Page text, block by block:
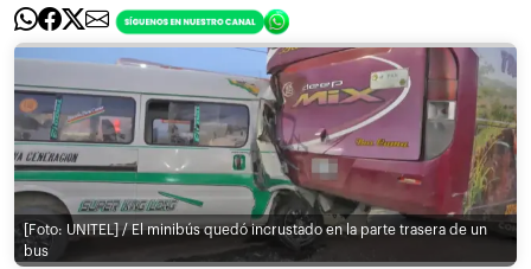
[Foto: UNITEL] / El minibús quedó incrustado en la parte trasera de un
bus